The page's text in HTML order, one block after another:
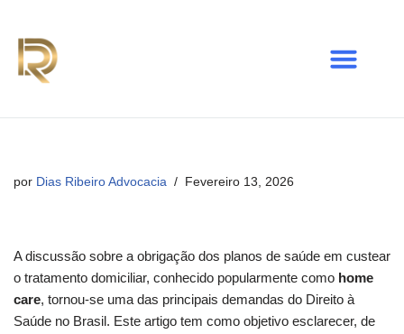
Avançar
para
por Dias Ribeiro Advocacia Fevereiro 13, 2026
A discussão sobre a obrigação dos planos de saúde em custear
o tratamento domiciliar, conhecido popularmente como home
care, tornou-se uma das principais demandas do Direito à
Saúde no Brasil. Este artigo tem como objetivo esclarecer, de